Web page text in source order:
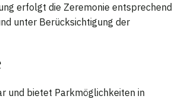
erfolgt die Zeremonie entsprechend
unter Berücksichtigung der
und bietet Parkmöglichkeiten in